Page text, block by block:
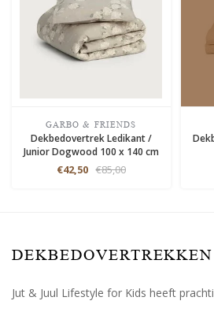
GARBO & FRIENDS
Dekbedovertrek Ledikant /
Junior Dogwood 100 x 140 cm
€42,50 €85,00
DEKBEDOVERTREKKEN
Jut & Juul Lifestyle for Kids heeft